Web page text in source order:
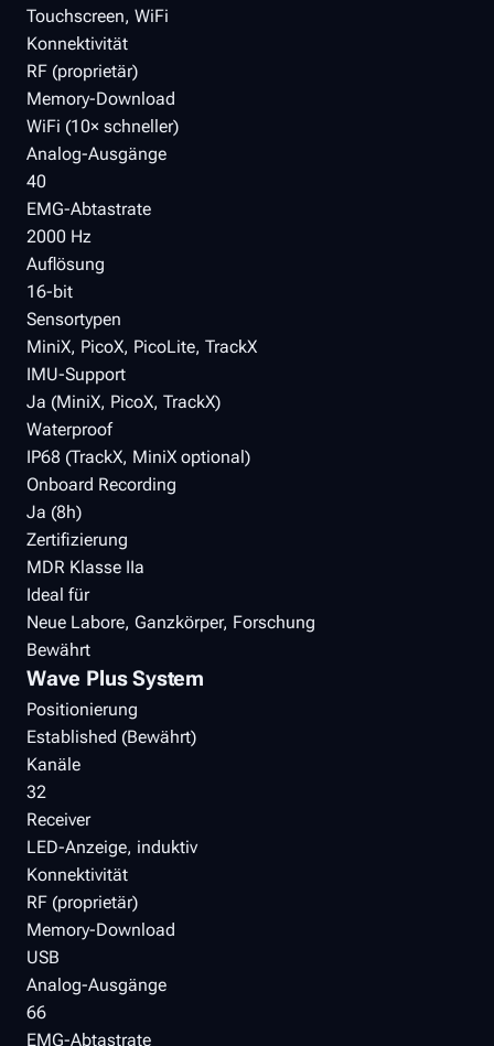
Touchscreen, WiFi
Konnektivität
RF (proprietär)
Memory-Download
WiFi (10× schneller)
Analog-Ausgänge
40
EMG-Abtastrate
2000 Hz
Auflösung
16-bit
Sensortypen
MiniX, PicoX, PicoLite, TrackX
IMU-Support
Ja (MiniX, PicoX, TrackX)
Waterproof
IP68 (TrackX, MiniX optional)
Onboard Recording
Ja (8h)
Zertifizierung
MDR Klasse IIa
Ideal für
Neue Labore, Ganzkörper, Forschung
Bewährt
Wave Plus System
Positionierung
Established (Bewährt)
Kanäle
32
Receiver
LED-Anzeige, induktiv
Konnektivität
RF (proprietär)
Memory-Download
USB
Analog-Ausgänge
66
EMG-Abtastrate